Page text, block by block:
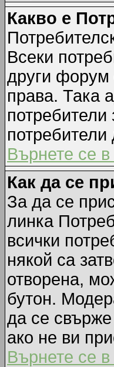
Какво е
Всеки
други форум
права. Така
Върнете се в
Как да се
За да се
линка
всички
някой са
отворена,
бутон.
да се
ако не ви
Върнете се в